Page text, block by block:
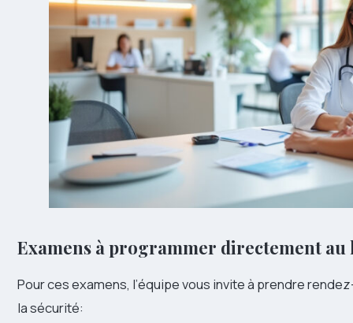
Examens à programmer directement
Pour ces examens, l’équipe vous invite à prendre
la sécurité: